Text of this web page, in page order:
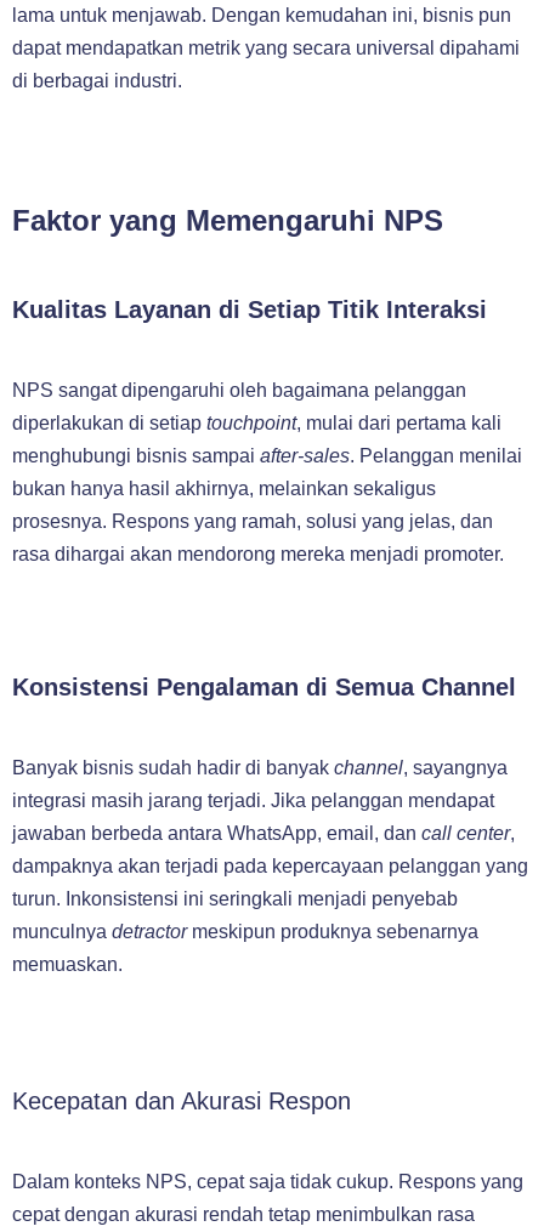
lama untuk menjawab. Dengan kemudahan ini, bisnis pun
dapat mendapatkan metrik yang secara universal dipahami
di berbagai industri.
Faktor yang Memengaruhi NPS
Kualitas Layanan di Setiap Titik Interaksi
NPS sangat dipengaruhi oleh bagaimana pelanggan
diperlakukan di setiap touchpoint, mulai dari pertama kali
menghubungi bisnis sampai after-sales. Pelanggan menilai
bukan hanya hasil akhirnya, melainkan sekaligus
prosesnya. Respons yang ramah, solusi yang jelas, dan
rasa dihargai akan mendorong mereka menjadi promoter.
Konsistensi Pengalaman di Semua Channel
Banyak bisnis sudah hadir di banyak channel, sayangnya
integrasi masih jarang terjadi. Jika pelanggan mendapat
jawaban berbeda antara WhatsApp, email, dan call center,
dampaknya akan terjadi pada kepercayaan pelanggan yang
turun. Inkonsistensi ini seringkali menjadi penyebab
munculnya detractor meskipun produknya sebenarnya
memuaskan.
Kecepatan dan Akurasi Respon
Dalam konteks NPS, cepat saja tidak cukup. Respons yang
cepat dengan akurasi rendah tetap menimbulkan rasa